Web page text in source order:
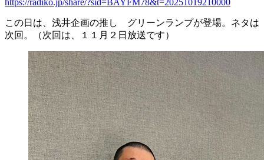
https://radiko.jp/share/?sid=BAYFM78&t=20251019210000
この日は、浅井企画の推し グリーンランプが登場。ネタは
次回。（次回は、１１月２日放送です）